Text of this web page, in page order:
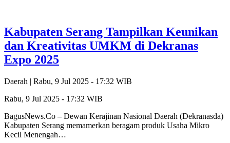
Kabupaten Serang Tampilkan Keunikan
dan Kreativitas UMKM di Dekranas
Expo 2025
Daerah | Rabu, 9 Jul 2025 - 17:32 WIB
Rabu, 9 Jul 2025 - 17:32 WIB
BagusNews.Co – Dewan Kerajinan Nasional Daerah (Dekranasda)
Kabupaten Serang memamerkan beragam produk Usaha Mikro
Kecil Menengah…